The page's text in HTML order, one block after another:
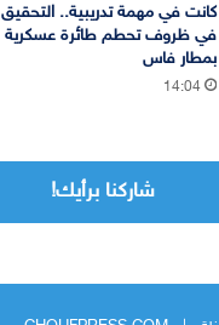
كانت في مهمة تدريبية.. التحقيق
في ظروف تحطم طائرة عسكرية
بمطار فاس
14:04
شاركنا برأيك!